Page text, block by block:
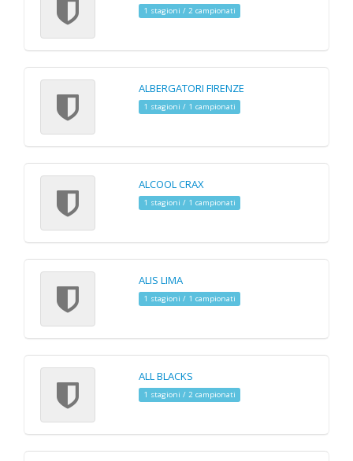
1 stagioni / 2 campionati
ALBERGATORI FIRENZE
1 stagioni / 1 campionati
ALCOOL CRAX
1 stagioni / 1 campionati
ALIS LIMA
1 stagioni / 1 campionati
ALL BLACKS
1 stagioni / 2 campionati